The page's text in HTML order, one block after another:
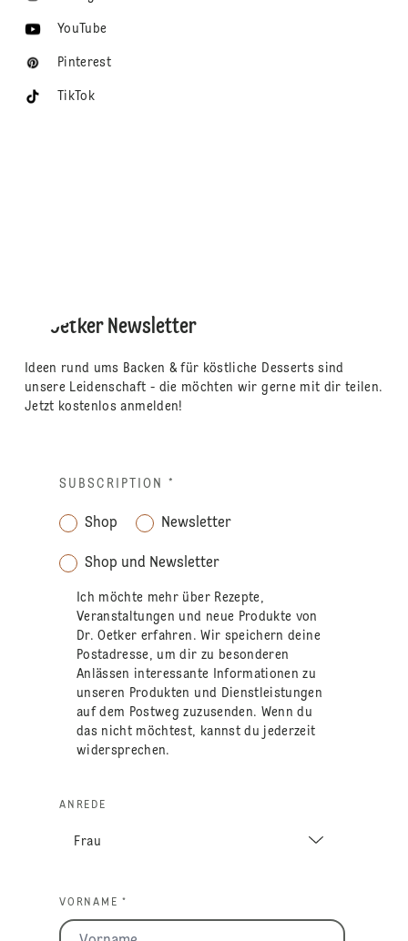
YouTube
Pinterest
TikTok
Dr. Oetker Newsletter
Ideen rund ums Backen & für köstliche Desserts sind
unsere Leidenschaft - die möchten wir gerne mit dir teilen.
Jetzt kostenlos anmelden!
SUBSCRIPTION *
Shop Newsletter
Shop und Newsletter
Ich möchte mehr über Rezepte,
Veranstaltungen und neue Produkte von
Dr. Oetker erfahren. Wir speichern deine
Postadresse, um dir zu besonderen
Anlässen interessante Informationen zu
unseren Produkten und Dienstleistungen
auf dem Postweg zuzusenden. Wenn du
das nicht möchtest, kannst du jederzeit
widersprechen.
ANREDE
VORNAME *